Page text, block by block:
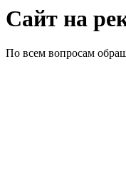
Сайт на
По всем вопросам